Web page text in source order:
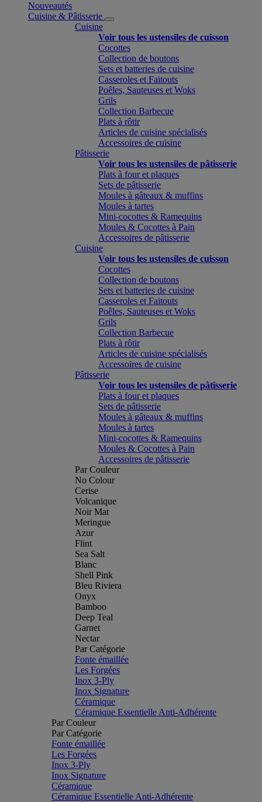
Nouveautés
Cuisine & Pâtisserie
Cuisine
Voir tous les ustensiles de cuisson
Cocottes
Collection de boutons
Sets et batteries de cuisine
Casseroles et Faitouts
Poêles, Sauteuses et Woks
Grils
Collection Barbecue
Plats à rôtir
Articles de cuisine spécialisés
Accessoires de cuisine
Pâtisserie
Voir tous les ustensiles de pâtisserie
Plats à four et plaques
Sets de pâtisserie
Moules à gâteaux & muffins
Moules à tartes
Mini-cocottes & Ramequins
Moules & Cocottes à Pain
Accessoires de pâtisserie
Cuisine
Voir tous les ustensiles de cuisson
Cocottes
Collection de boutons
Sets et batteries de cuisine
Casseroles et Faitouts
Poêles, Sauteuses et Woks
Grils
Collection Barbecue
Plats à rôtir
Articles de cuisine spécialisés
Accessoires de cuisine
Pâtisserie
Voir tous les ustensiles de pâtisserie
Plats à four et plaques
Sets de pâtisserie
Moules à gâteaux & muffins
Moules à tartes
Mini-cocottes & Ramequins
Moules & Cocottes à Pain
Accessoires de pâtisserie
Par Couleur
No Colour
Cerise
Volcanique
Noir Mat
Meringue
Azur
Flint
Sea Salt
Blanc
Shell Pink
Bleu Riviera
Onyx
Bamboo
Deep Teal
Garnet
Nectar
Par Catégorie
Fonte émaillée
Les Forgées
Inox 3-Ply
Inox Signature
Céramique
Céramique Essentielle Anti-Adhérente
Par Couleur
Par Catégorie
Fonte émaillée
Les Forgées
Inox 3-Ply
Inox Signature
Céramique
Céramique Essentielle Anti-Adhérente